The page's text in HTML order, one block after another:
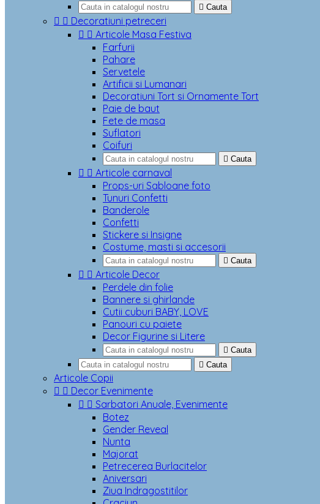
 Cauta
  Decoratiuni petreceri
  Articole Masa Festiva
Farfurii
Pahare
Servetele
Artificii si Lumanari
Decoratiuni Tort si Ornamente Tort
Paie de baut
Fete de masa
Suflatori
Coifuri
 Cauta
  Articole carnaval
Props-uri Sabloane foto
Tunuri Confetti
Banderole
Confetti
Stickere si Insigne
Costume, masti si accesorii
 Cauta
  Articole Decor
Perdele din folie
Bannere si ghirlande
Cutii cuburi BABY, LOVE
Panouri cu paiete
Decor Figurine si Litere
 Cauta
 Cauta
Articole Copii
  Decor Evenimente
  Sarbatori Anuale, Evenimente
Botez
Gender Reveal
Nunta
Majorat
Petrecerea Burlacitelor
Aniversari
Ziua Indragostitilor